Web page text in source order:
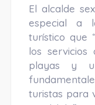
El alcalde
especial a
turístico que
los
playas y
turistas para